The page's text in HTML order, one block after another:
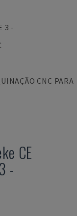
3 -
CNC PARA
CE
-